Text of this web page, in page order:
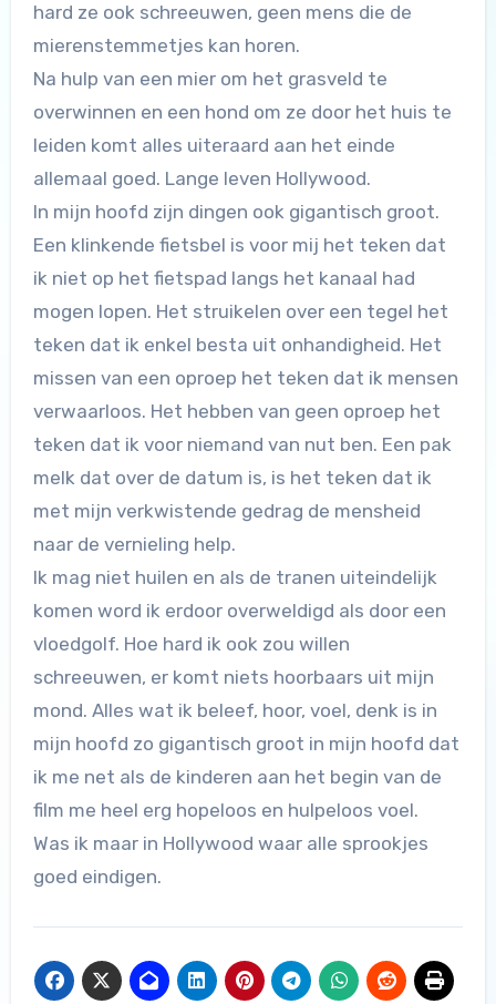
hard ze ook schreeuwen, geen mens die de
mierenstemmetjes kan horen.
Na hulp van een mier om het grasveld te
overwinnen en een hond om ze door het huis te
leiden komt alles uiteraard aan het einde
allemaal goed. Lange leven Hollywood.
In mijn hoofd zijn dingen ook gigantisch groot.
Een klinkende fietsbel is voor mij het teken dat
ik niet op het fietspad langs het kanaal had
mogen lopen. Het struikelen over een tegel het
teken dat ik enkel besta uit onhandigheid. Het
missen van een oproep het teken dat ik mensen
verwaarloos. Het hebben van geen oproep het
teken dat ik voor niemand van nut ben. Een pak
melk dat over de datum is, is het teken dat ik
met mijn verkwistende gedrag de mensheid
naar de vernieling help.
Ik mag niet huilen en als de tranen uiteindelijk
komen word ik erdoor overweldigd als door een
vloedgolf. Hoe hard ik ook zou willen
schreeuwen, er komt niets hoorbaars uit mijn
mond. Alles wat ik beleef, hoor, voel, denk is in
mijn hoofd zo gigantisch groot in mijn hoofd dat
ik me net als de kinderen aan het begin van de
film me heel erg hopeloos en hulpeloos voel.
Was ik maar in Hollywood waar alle sprookjes
goed eindigen.